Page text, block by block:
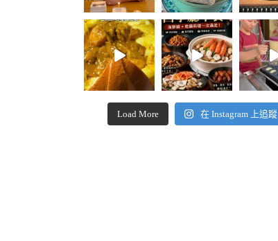
Load More 在 Instagram 上追蹤